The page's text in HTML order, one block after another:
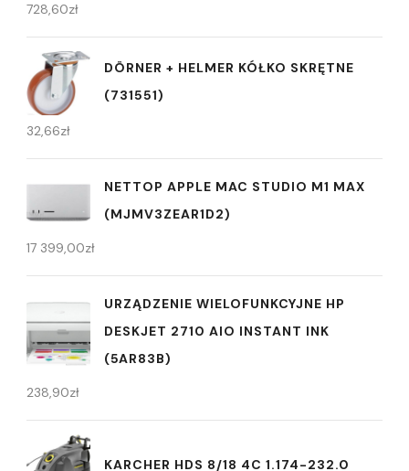
728,60zł
DÖRNER + HELMER KÓŁKO SKRĘTNE
(731551)
32,66zł
NETTOP APPLE MAC STUDIO M1 MAX
(MJMV3ZEAR1D2)
17 399,00zł
URZĄDZENIE WIELOFUNKCYJNE HP
DESKJET 2710 AIO INSTANT INK
(5AR83B)
238,90zł
KARCHER HDS 8/18 4C 1.174-232.0